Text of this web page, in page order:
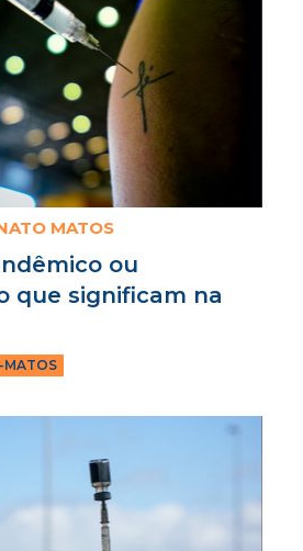
MATOS
ou
que significam na